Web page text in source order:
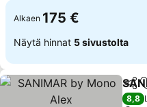
Alkaen 175 €
Näytä hinnat 5 sivustolta
Jaa
8,8